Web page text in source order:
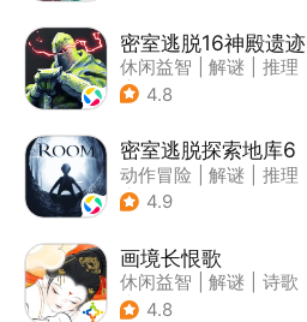
密室逃脱16神殿遗迹
休闲益智 解谜
推理
| 密室逃脱
4.8
密室逃脱探索地库6
动作冒险 解谜
推理
| 欧美风
4.9
画境长恨歌
休闲益智 解谜
诗歌
| 古风
4.8